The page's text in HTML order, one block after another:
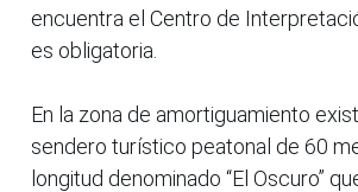
encuentra el Centro de
es obligatoria.
En la zona de amortiguamiento
sendero turístico peatonal de 60
longitud denominado “El Oscuro”